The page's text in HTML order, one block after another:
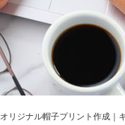
オリジナル帽子プリント作成｜